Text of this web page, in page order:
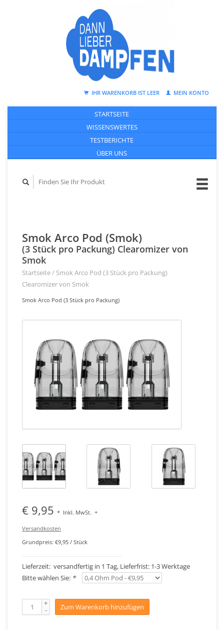
IHR WARENKORB IST LEER MEIN KONTO
STARTSEITE
WISSENSWERTES
TESTBERICHTE
ÜBER UNS
Smok Arco Pod (Smok)
(3 Stück pro Packung) Clearomizer von
Smok
Startseite/ Smok Arco Pod (3 Stück pro Packung)
Clearomizer von Smok
Smok Arco Pod (3 Stück pro Packung)
€ 9,95 * Inkl. MwSt. +
Versandkosten
Grundpreis: €9,95 / Stück
Lieferzeit: versandfertig in 1 Tag, Lieferfrist: 1-3 Werktage
Bitte wählen Sie: *
+
- Zum Warenkorb hinzufügen